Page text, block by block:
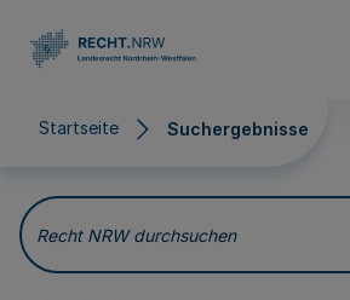
Startseite Suchergebnisse
Suchergebnisse
Recht NRW durchsuchen